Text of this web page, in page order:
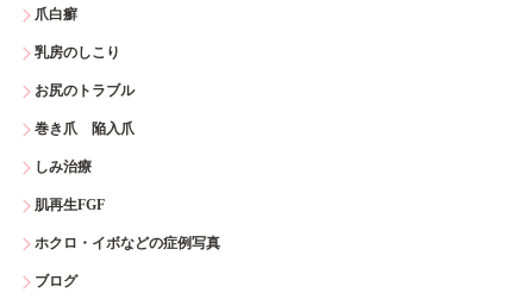
爪白癬
乳房のしこり
お尻のトラブル
巻き爪 陥入爪
しみ治療
肌再生FGF
ホクロ・イボなどの症例写真
ブログ